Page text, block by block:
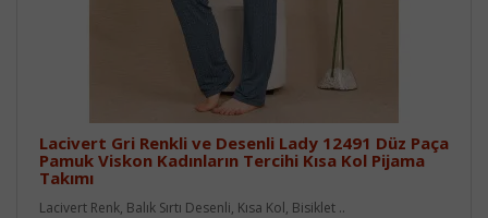
Lacivert Gri Renkli ve Desenli Lady 12491 Düz Paça
Pamuk Viskon Kadınların Tercihi Kısa Kol Pijama
Takımı
Lacivert Renk, Balık Sırtı Desenli, Kısa Kol, Bisiklet ..